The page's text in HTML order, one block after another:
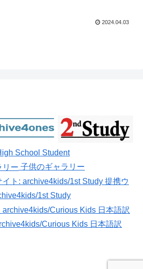
2024.04.03
School Student
子供のギャラリー
提携ウ
1st Study
Curious Kids 日本語訳